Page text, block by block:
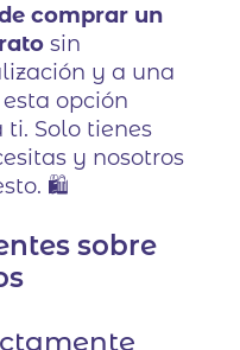
comprar un
sin
y a una
opción
Solo tienes
y nosotros
🛍️
sobre